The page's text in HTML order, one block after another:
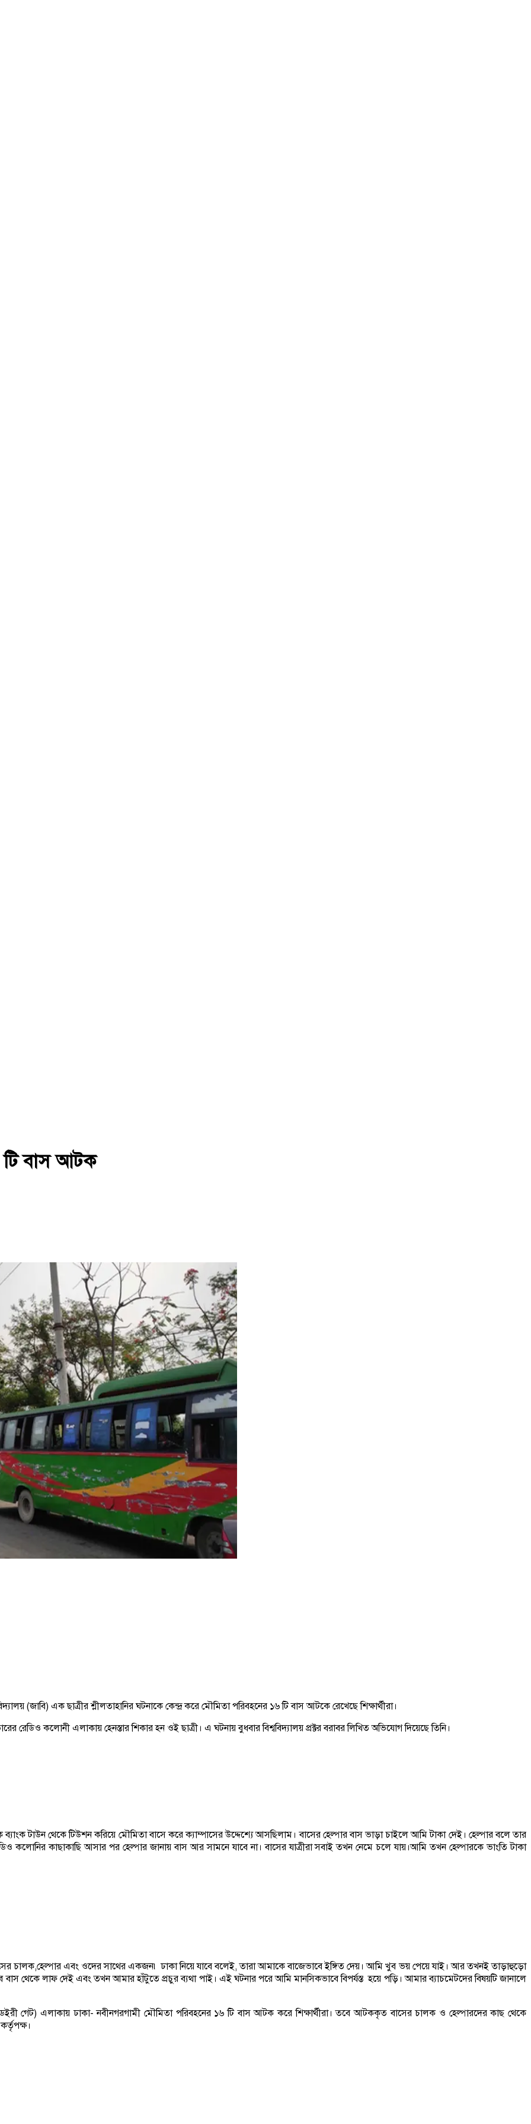
টি বাস আটক
(জাবি) এক ছাত্রীর শ্লীলতাহানির ঘটনাকে কেন্দ্র করে মৌমিতা পরিবহনের ১৬ টি বাস আটকে রেখেছে শিক্ষার্থীরা।
রেডিও কলোনী এলাকায় হেনস্তার শিকার হন ওই ছাত্রী। এ ঘটনায় বুধবার বিশ্ববিদ্যালয় প্রক্টর বরাবর লিখিত অভিযোগ দিয়েছে তিনি।
টাউন থেকে টিউশন করিয়ে মৌমিতা বাসে করে ক্যাম্পাসের উদ্দেশ্যে আসছিলাম। বাসের হেল্পার বাস ভাড়া চাইলে আমি টাকা দেই। হেল্পার বলে তার
কলোনির কাছাকাছি আসার পর হেল্পার জানায় বাস আর সামনে যাবে না। বাসের যাত্রীরা সবাই তখন নেমে চলে যায়।আমি তখন হেল্পারকে ভাংতি টাকা
চালক,হেল্পার এবং ওদের সাথের একজন৷ ঢাকা নিয়ে যাবে বলেই, তারা আমাকে বাজেভাবে ইঙ্গিত দেয়। আমি খুব ভয় পেয়ে যাই। আর তখনই তাড়াহুড়ো
থেকে লাফ দেই এবং তখন আমার হাঁটুতে প্রচুর ব্যথা পাই। এই ঘটনার পরে আমি মানসিকভাবে বিপর্যস্ত হয়ে পড়ি। আমার ব্যাচমেটদের বিষয়টি জানালে
গেট) এলাকায় ঢাকা- নবীনগরগামী মৌমিতা পরিবহনের ১৬ টি বাস আটক করে শিক্ষার্থীরা। তবে আটককৃত বাসের চালক ও হেল্পারদের কাছ থেকে